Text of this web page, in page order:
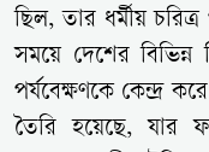
ছিল, তার ধর্মীয়
সময়ে দেশের
পর্যবেক্ষণকে কেন্দ্র
তৈরি হয়েছে, যার